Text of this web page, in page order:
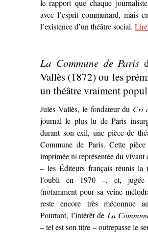
le rapport que chaque
avec l’esprit communard, mais
l’existence d’un théâtre social.
La Commune de Paris
Vallès (1872) ou les
un théâtre vraiment
Jules Vallès, le fondateur du Cri
journal le plus lu de Paris
durant son exil, une pièce de
Commune de Paris. Cette
imprimée ni représentée du vivant
– les Éditeurs français réunis la
l’oubli en 1970 –, et, jugée
(notamment pour sa veine
reste encore très méconnue
Pourtant, l’intérêt de La
– tel est son titre – outrepasse le